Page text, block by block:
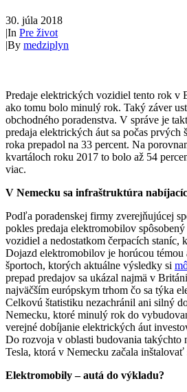
30. júla 2018
|In Pre život
|By medziplyn
Predaje elektrických vozidiel tento rok v
ako tomu bolo minulý rok. Taký záver
obchodného poradenstva. V správe je
predaja elektrických áut sa počas prvých
roka prepadol na 33 percent. Na
kvartáloch roku 2017 to bolo až 54
viac.
V Nemecku sa infraštruktúra
Podľa poradenskej firmy zverejňujúcej
pokles predaja elektromobilov
vozidiel a nedostatkom čerpacích staníc,
Dojazd elektromobilov je horúcou
športoch, ktorých aktuálne výsledky si
prepad predajov sa ukázal najmä v
najväčším európskym trhom čo sa týka
Celkovú štatistiku nezachránil ani silný
Nemecku, ktoré minulý rok do
verejné dobíjanie elektrických áut
Do rozvoja v oblasti budovania takýchto
Tesla, ktorá v Nemecku začala
Elektromobily – autá do výkladu?